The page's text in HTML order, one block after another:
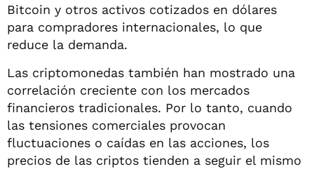
Bitcoin y otros activos cotizados en dólares
para compradores internacionales, lo que
reduce la demanda.
Las criptomonedas también han mostrado una
correlación creciente con los mercados
financieros tradicionales. Por lo tanto, cuando
las tensiones comerciales provocan
fluctuaciones o caídas en las acciones, los
precios de las criptos tienden a seguir el mismo